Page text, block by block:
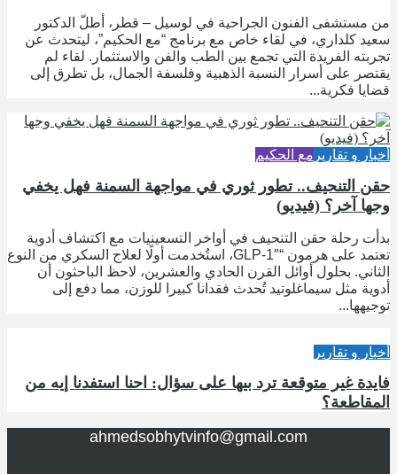
من مستشفى الفنون الجراحية في لوسيل – قطر، أطلّ الدكتور
سعيد كلداري، في لقاء خاص مع برنامج “مع الحكيم”، ليتحدث عن
تجربته الفريدة التي تجمع بين الطب والفن والاستثمار. لقاء لم
يقتصر على أسرار النسبة الذهبية وفلسفة الجمال، بل تطرق إلى
قضايا فكرية...
أخبار و تقارير مع الحكيم
حقن التنحيف.. تطور ثوري في مواجهة السمنة فهل يخفي
وجها آخر؟ (فيديو)
بدأت رحلة حقن التنحيف في أواخر التسعينيات مع اكتشاف أدوية
تعتمد على هرمون “GLP-1″، استُخدمت أولًا لعلاج السكري من النوع
الثاني. بحلول أوائل القرن الحادي والعشرين، لاحظ الباحثون أن
أدوية مثل سيماغلوتيد تُحدث فقدانا كبيرا للوزن، مما دفع إلى
توجيهها...
أخبار و تقارير
فايدة غير متوقعة ترد بيها على سؤال: احنا استفدنا إيه من
المقاطعة؟
ahmedsobhytvinfo@gmail.com